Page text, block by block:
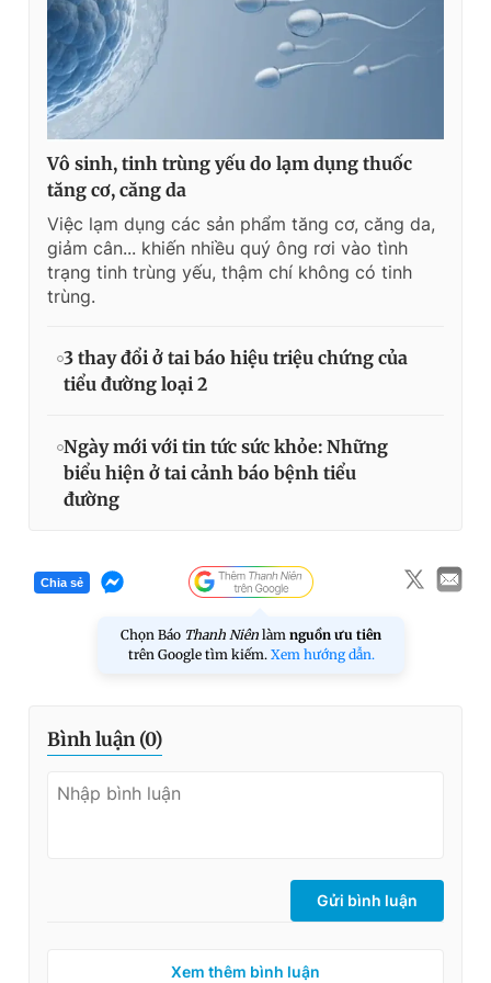
Vô sinh, tinh trùng yếu do lạm dụng thuốc
tăng cơ, căng da
Việc lạm dụng các sản phẩm tăng cơ, căng da,
giảm cân... khiến nhiều quý ông rơi vào tình
trạng tinh trùng yếu, thậm chí không có tinh
trùng.
3 thay đổi ở tai báo hiệu triệu chứng của
tiểu đường loại 2
Ngày mới với tin tức sức khỏe: Những
biểu hiện ở tai cảnh báo bệnh tiểu
đường
Chia sẻ
Chọn Báo Thanh Niên làm nguồn ưu tiên
trên Google tìm kiếm. Xem hướng dẫn.
Bình luận (0)
Gửi bình luận
Xem thêm bình luận